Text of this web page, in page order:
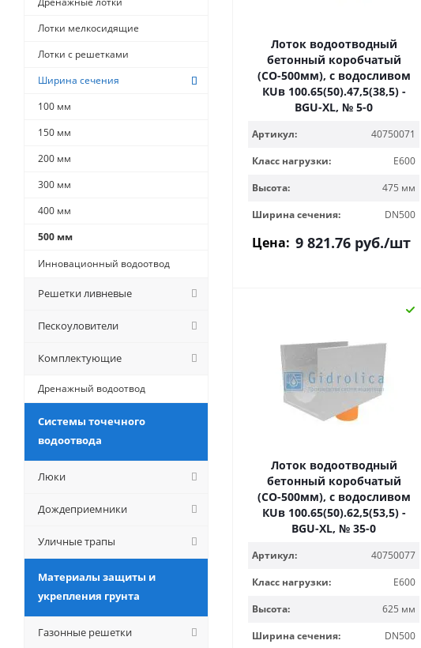
Лоток водоотводный
бетонный коробчатый
(СО-500мм), с водосливом
КUв 100.65(50).47,5(38,5) -
BGU-XL, № 5-0
Артикул:
40750071
Класс нагрузки:
E600
Высота:
475 мм
Ширина сечения:
DN500
Цена: 9 821.76руб./шт
Лоток водоотводный
бетонный коробчатый
(СО-500мм), с водосливом
КUв 100.65(50).62,5(53,5) -
BGU-XL, № 35-0
Артикул:
40750077
Класс нагрузки:
E600
Высота:
625 мм
Ширина сечения:
DN500
Лотки мелкосидящие
Лотки с решетками
Ширина сечения
100 мм
150 мм
200 мм
300 мм
400 мм
500 мм
Инновационный водоотвод
Решетки ливневые
Пескоуловители
Комплектующие
Дренажный водоотвод
Системы точечного
водоотвода
Люки
Дождеприемники
Уличные трапы
Материалы защиты и
укрепления грунта
Газонные решетки